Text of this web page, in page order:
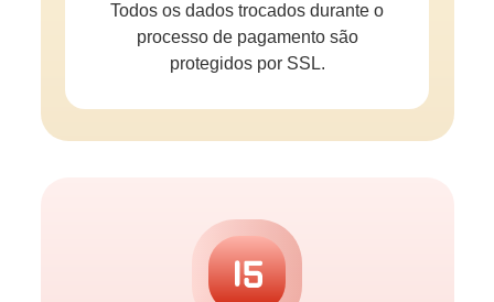
Todos os dados trocados durante o
processo de pagamento são
protegidos por SSL.